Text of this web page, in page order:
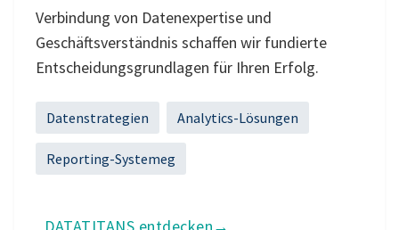
Verbindung von Datenexpertise und
Geschäftsverständnis schaffen wir fundierte
Entscheidungsgrundlagen für Ihren Erfolg.
Datenstrategien Analytics-Lösungen
Reporting-Systemeg